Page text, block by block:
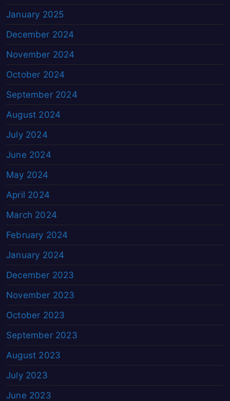
January 2025
December 2024
November 2024
October 2024
September 2024
August 2024
July 2024
June 2024
May 2024
April 2024
March 2024
February 2024
January 2024
December 2023
November 2023
October 2023
September 2023
August 2023
July 2023
June 2023